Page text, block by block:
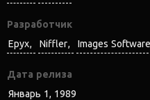
Разработчик
Epyx
Niffler Images Software
Дата релиза
Январь 1, 1989